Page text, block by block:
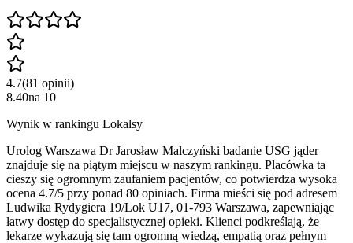
4.7(81 opinii)
8.40na 10
Wynik w rankingu Lokalsy
️Urolog Warszawa Dr Jarosław Malczyński badanie USG jąder
znajduje się na piątym miejscu w naszym rankingu. Placówka ta
cieszy się ogromnym zaufaniem pacjentów, co potwierdza wysoka
ocena 4.7/5 przy ponad 80 opiniach. Firma mieści się pod adresem
Ludwika Rydygiera 19/Lok U17, 01-793 Warszawa, zapewniając
łatwy dostęp do specjalistycznej opieki. Klienci podkreślają, że
lekarze wykazują się tam ogromną wiedzą, empatią oraz pełnym